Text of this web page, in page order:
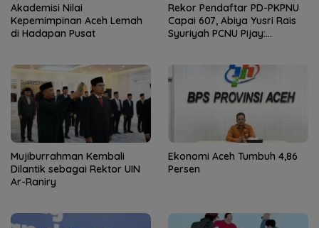
Akademisi Nilai
Kepemimpinan Aceh Lemah
di Hadapan Pusat
Rekor Pendaftar PD-PKPNU
Capai 607, Abiya Yusri Rais
Syuriyah PCNU Pijay:
Mujiburrahman Kembali
Dilantik sebagai Rektor UIN
Ar-Raniry
Ekonomi Aceh Tumbuh 4,86
Persen